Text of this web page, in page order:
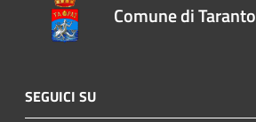
Comune di Taranto
SEGUICI SU